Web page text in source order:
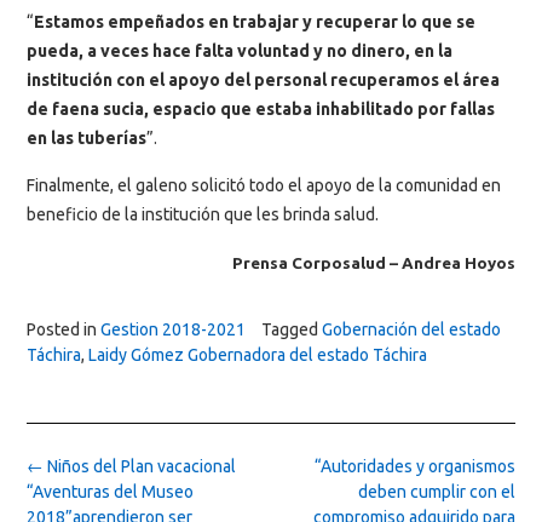
“Estamos empeñados en trabajar y recuperar lo que se
pueda, a veces hace falta voluntad y no dinero, en la
institución con el apoyo del personal recuperamos el área
de faena sucia, espacio que estaba inhabilitado por fallas
en las tuberías”.
Finalmente, el galeno solicitó todo el apoyo de la comunidad en
beneficio de la institución que les brinda salud.
Prensa Corposalud – Andrea Hoyos
Posted in Gestion 2018-2021 Tagged Gobernación del estado
Táchira, Laidy Gómez Gobernadora del estado Táchira
Post
navigation
“Autoridades y organismos
deben cumplir con el
compromiso adquirido para
← Niños del Plan vacacional
“Aventuras del Museo
2018”aprendieron ser